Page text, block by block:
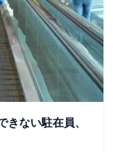
ない駐在員、